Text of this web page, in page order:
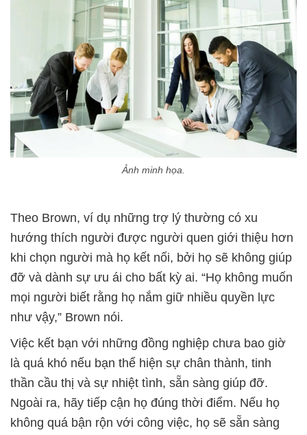
Ảnh minh họa.
Theo Brown, ví dụ những trợ lý thường có xu
hướng thích người được người quen giới thiệu hơn
khi chọn người mà họ kết nối, bởi họ sẽ không giúp
đỡ và dành sự ưu ái cho bất kỳ ai. “Họ không muốn
mọi người biết rằng họ nắm giữ nhiều quyền lực
như vậy,” Brown nói.
Việc kết bạn với những đồng nghiệp chưa bao giờ
là quá khó nếu bạn thể hiện sự chân thành, tinh
thần cầu thị và sự nhiệt tình, sẵn sàng giúp đỡ.
Ngoài ra, hãy tiếp cận họ đúng thời điểm. Nếu họ
không quá bận rộn với công việc, họ sẽ sẵn sàng